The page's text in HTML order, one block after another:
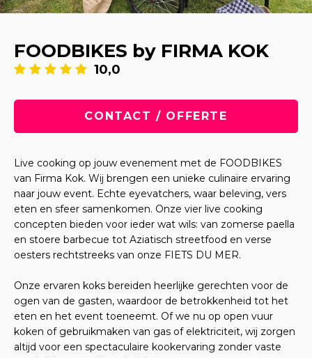
FOODBIKES by FIRMA KOK
10,0
CONTACT / OFFERTE
Live cooking op jouw evenement met de FOODBIKES
van Firma Kok. Wij brengen een unieke culinaire ervaring
naar jouw event. Echte eyevatchers, waar beleving, vers
eten en sfeer samenkomen. Onze vier live cooking
concepten bieden voor ieder wat wils: van zomerse paella
en stoere barbecue tot Aziatisch streetfood en verse
oesters rechtstreeks van onze FIETS DU MER.
Onze ervaren koks bereiden heerlijke gerechten voor de
ogen van de gasten, waardoor de betrokkenheid tot het
eten en het event toeneemt. Of we nu op open vuur
koken of gebruikmaken van gas of elektriciteit, wij zorgen
altijd voor een spectaculaire kookervaring zonder vaste